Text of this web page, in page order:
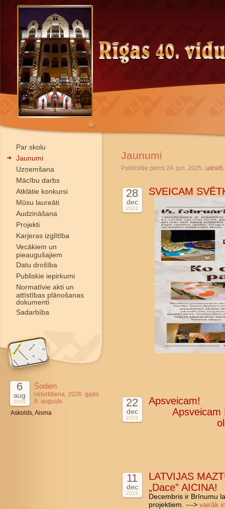
Par skolu
Jaunumi
Uzņemšana
Mācību darbs
Atklātie konkursi
Mūsu laureāti
Audzināšana
Projekti
Karjeras izglītība
Vecākiem un
pieaugušajiem
Datu drošība
Publiskie iepirkumi
Normatīvie akti un
attīstības plānošanas
dokumenti
Sadarbība
6
aug
2026
Šodien
ceturtdiena, 2026. gada
6. augusts
Askolds, Aisma
Jaunumi
Publicētie pirms 24. jun. 2025. (atcelt)
28
dec
2023
SVEICAM
22
dec
2023
Apsveicam!
Apsveicam
11
dec
2023
LATVIJAS
„Dace” AICINA!
Decembris ir Brīnumu
projektiem. ---> vairāk